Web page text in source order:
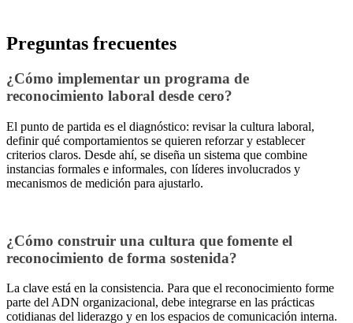
Preguntas frecuentes
¿Cómo implementar un programa de
reconocimiento laboral desde cero?
El punto de partida es el diagnóstico: revisar la cultura laboral,
definir qué comportamientos se quieren reforzar y establecer
criterios claros. Desde ahí, se diseña un sistema que combine
instancias formales e informales, con líderes involucrados y
mecanismos de medición para ajustarlo.
¿Cómo construir una cultura que fomente el
reconocimiento de forma sostenida?
La clave está en la consistencia. Para que el reconocimiento forme
parte del ADN organizacional, debe integrarse en las prácticas
cotidianas del liderazgo y en los espacios de comunicación interna.